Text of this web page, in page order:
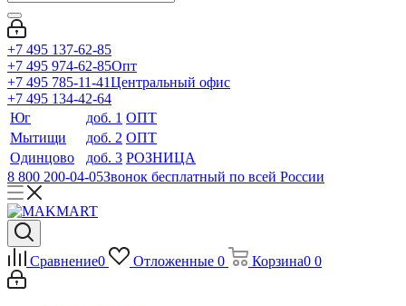
+7 495 137-62-85
+7 495 974-62-85Опт
+7 495 785-11-41Центральный офис
+7 495 134-42-64
Юг
доб. 1 ОПТ
Мытищи
доб. 2 ОПТ
Одинцово
доб. 3 РОЗНИЦА
8 800 200-04-05Звонок бесплатный по всей России
Сравнение0 Отложенные 0 Корзина0 0